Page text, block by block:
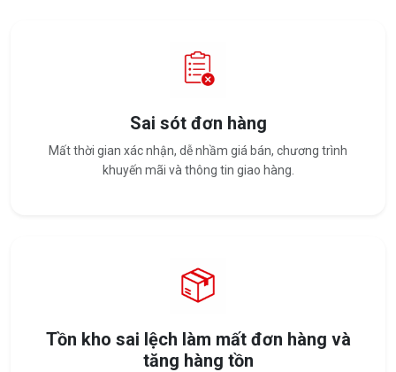
Sai sót đơn hàng
Mất thời gian xác nhận, dễ nhầm giá bán, chương trình
khuyến mãi và thông tin giao hàng.
Tồn kho sai lệch làm mất đơn hàng và
tăng hàng tồn